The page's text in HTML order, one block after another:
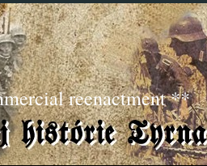
reenactment **